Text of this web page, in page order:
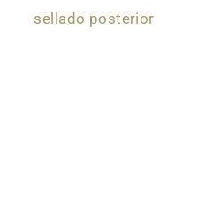
sellado posterior